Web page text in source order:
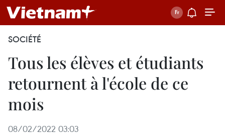
SOCIÉTÉ
Tous les élèves et étudiants
retournent à l'école de ce
mois
08/02/2022 03:03